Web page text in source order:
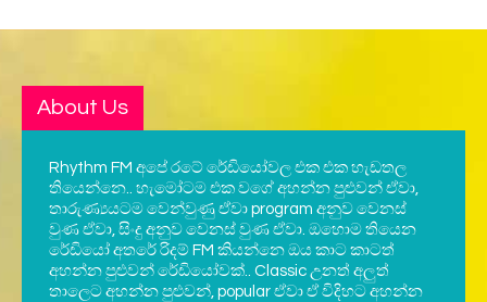
About Us
Rhythm FM අපේ රටේ රේඩියෝවල එක එක හැඩතල
තියෙන්නෙ.. හැමෝටම එක වගේ අහන්න පුළුවන් ඒවා,
තාරුණ්‍යයටම වෙන්වුණු ඒවා program අනුව වෙනස්
වුණ ඒවා, සිංදු අනුව වෙනස් වුණ ඒවා. ඔහොම තියෙන
රේඩියෝ අතරේ රිදම් FM කියන්නෙ ඔය කාට කාටත්
අහන්න පුළුවන් රේඩියෝවක්.. Classic උනත් අලුත්
තාලෙට අහන්න පුළුවන්, popular ඒවා ඒ විදිහට අහන්න